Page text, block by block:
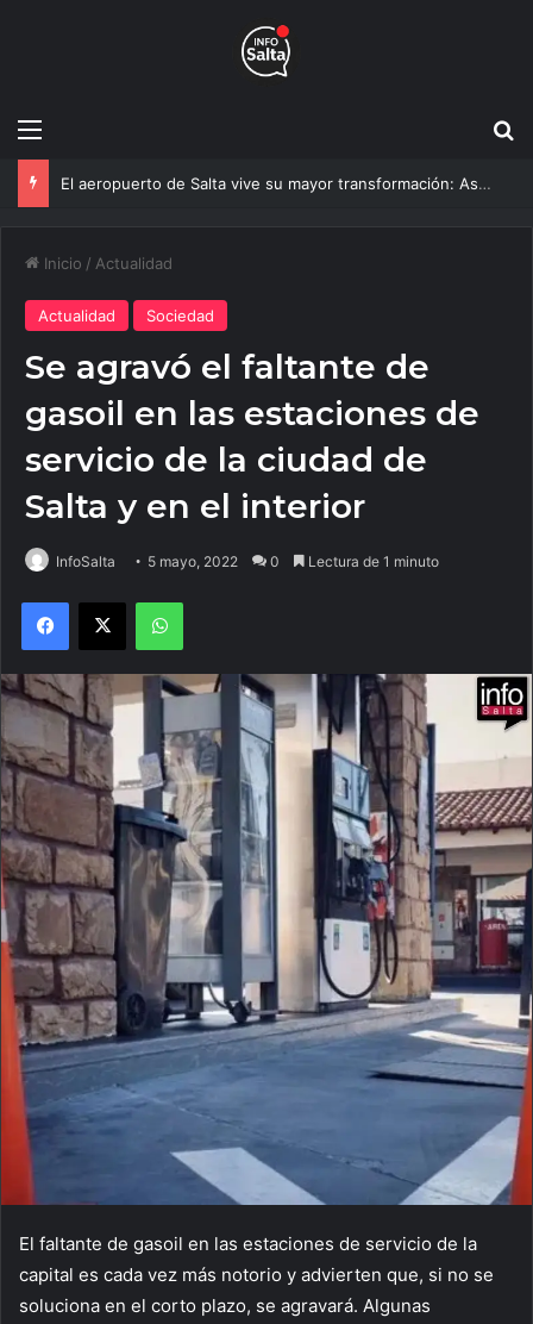
Menú
La Catedral recupera su esplendor: así será la nueva iluminación que sorprenderá a los peregrinos en el Milagro
Inicio / Actualidad
Actualidad Sociedad
Se agravó el faltante de
gasoil en las estaciones de
servicio de la ciudad de
Salta y en el interior
InfoSalta 5 mayo, 2022 0 Lectura de 1 minuto
Facebook
X WhatsApp
El faltante de gasoil en las estaciones de servicio de la
capital es cada vez más notorio y advierten que, si no se
soluciona en el corto plazo, se agravará. Algunas